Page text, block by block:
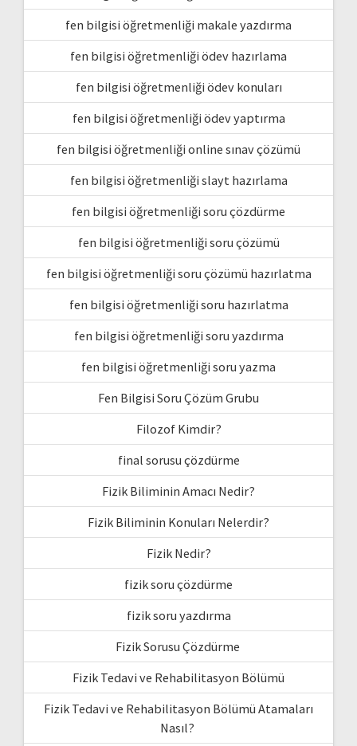
fen bilgisi öğretmenliği makale yazdırma
fen bilgisi öğretmenliği ödev hazırlama
fen bilgisi öğretmenliği ödev konuları
fen bilgisi öğretmenliği ödev yaptırma
fen bilgisi öğretmenliği online sınav çözümü
fen bilgisi öğretmenliği slayt hazırlama
fen bilgisi öğretmenliği soru çözdürme
fen bilgisi öğretmenliği soru çözümü
fen bilgisi öğretmenliği soru çözümü hazırlatma
fen bilgisi öğretmenliği soru hazırlatma
fen bilgisi öğretmenliği soru yazdırma
fen bilgisi öğretmenliği soru yazma
Fen Bilgisi Soru Çözüm Grubu
Filozof Kimdir?
final sorusu çözdürme
Fizik Biliminin Amacı Nedir?
Fizik Biliminin Konuları Nelerdir?
Fizik Nedir?
fizik soru çözdürme
fizik soru yazdırma
Fizik Sorusu Çözdürme
Fizik Tedavi ve Rehabilitasyon Bölümü
Fizik Tedavi ve Rehabilitasyon Bölümü Atamaları
Nasıl?